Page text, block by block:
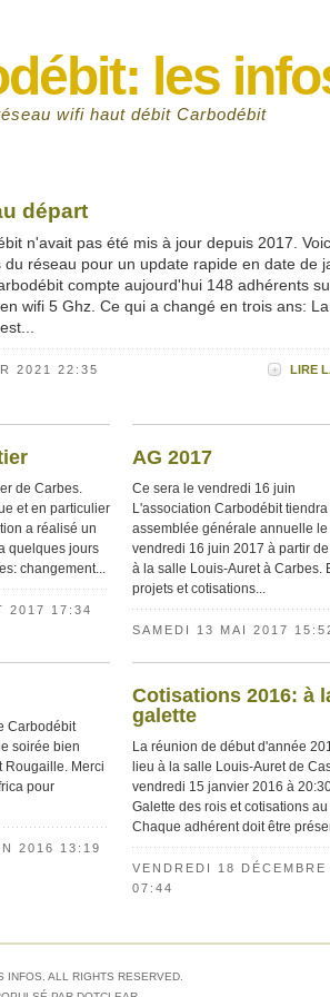
les
wifi haut débit Carbodébit
départ
n'avait pas été mis à jour depuis 2017.
du réseau pour un update rapide en date de
compte aujourd'hui 148 adhérents
wifi 5 Ghz. Ce qui a changé en trois ans: La
2021 22:35 LIRE
de Carbes.
et en particulier
a réalisé un
quelques jours
changement...
2017 17:34
AG 2017
Ce sera le vendredi 16 juin
L'association Carbodébit
assemblée générale annuelle le
vendredi 16 juin 2017 à partir
à la salle Louis-Auret à Carbes.
projets et cotisations...
SAMEDI 13 MAI 2017
Carbodébit
soirée bien
Rougaille. Merci
pour
2016 13:19
Cotisations 2016: à
galette
La réunion de début d'année
lieu à la salle Louis-Auret de
vendredi 15 janvier 2016 à
Galette des rois et cotisations
Chaque adhérent doit être
VENDREDI 18
07:44
ALL RIGHTS RESERVED.